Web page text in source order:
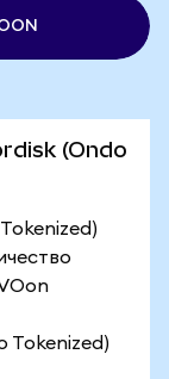
(Ondo
Tokenized)